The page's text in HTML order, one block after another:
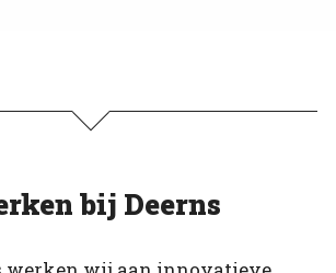
bij Deerns